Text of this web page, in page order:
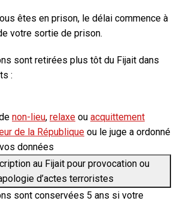
êtes en prison, le délai commence à
votre sortie de prison.
sont retirées plus tôt du Fijait dans
:
non-lieu, relaxe ou acquittement
de la République ou le juge a ordonné
données
au Fijait pour provocation ou
d’actes terroristes
sont conservées 5 ans si votre